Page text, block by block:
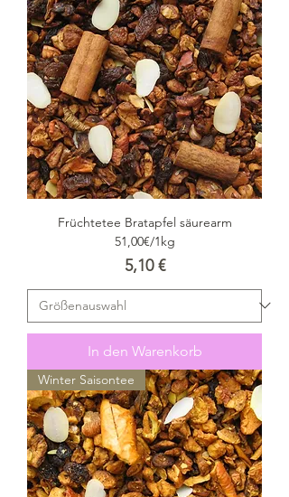
Früchtetee Bratapfel säurearm
51,00€/1kg
Preis
5,10 €
In den Warenkorb
Winter Saisontee